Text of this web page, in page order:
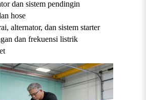
dan sistem pendingin
hose
alternator, dan sistem starter
dan frekuensi listrik